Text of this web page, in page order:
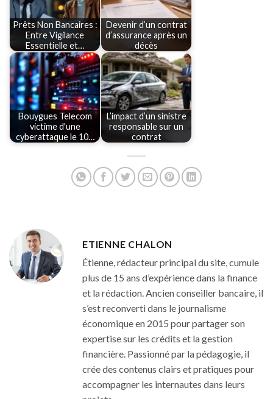
Prêts Non Bancaires :
Entre Vigilance
Essentielle et…
Devenir d’un contrat
d’assurance après un
décès
Bouygues Telecom
victime d'une
cyberattaque le 10…
L’impact d’un sinistre
responsable sur un
contrat
ETIENNE CHALON
Étienne, rédacteur principal du site, cumule
plus de 15 ans d’expérience dans la finance
et la rédaction. Ancien conseiller bancaire, il
s’est reconverti dans le journalisme
économique en 2015 pour partager son
expertise sur les crédits et la gestion
financière. Passionné par la pédagogie, il
crée des contenus clairs et pratiques pour
accompagner les internautes dans leurs